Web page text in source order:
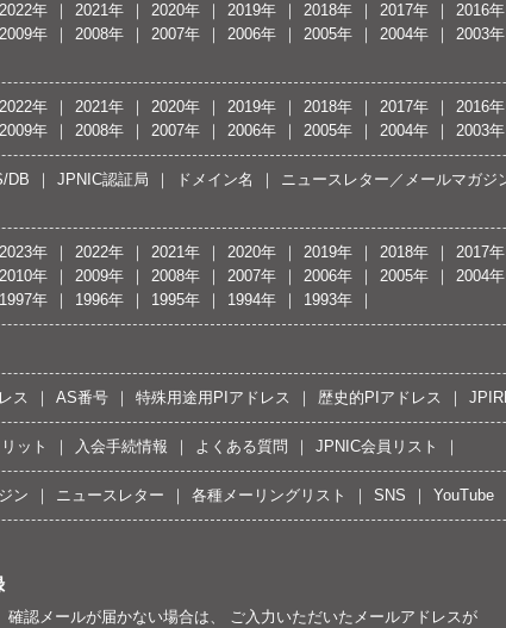
2022年 2021年 2020年 2019年 2018年 2017年 2016年
2009年 2008年 2007年 2006年 2005年 2004年 2003年
2022年 2021年 2020年 2019年 2018年 2017年 2016年
2009年 2008年 2007年 2006年 2005年 2004年 2003年
DB JPNIC認証局 ドメイン名 ニュースレター／メールマガジ
2023年 2022年 2021年 2020年 2019年 2018年 2017年
2010年 2009年 2008年 2007年 2006年 2005年 2004年
1997年 1996年 1995年 1994年 1993年
ス AS番号 特殊用途用PIアドレス 歴史的PIアドレス
ット 入会手続情報 よくある質問 JPNIC会員リスト
ン ニュースレター 各種メーリングリスト SNS YouTube
認メールが届かない場合は、 ご入力いただいたメールアドレスが